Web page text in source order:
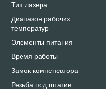
Тип лазера
Диапазон рабочих
температур
Элементы питания
Время работы
Замок компенсатора
Резьба под штатив